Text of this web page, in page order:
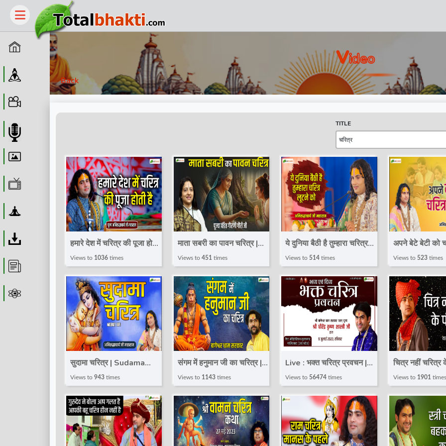
Home
Guru
Wallpaper
Download
Astrolager
VIdeo
Back
TITLE
हमारे देश में चरित्र की पूजा होती
है | Pravachan ! Pujya
Aniruddhacharya Ji
Maharaj
Views to 1036 times
माता सबरी का पावन चरित्र |
Pravachan | Pandit
Gaurangi Gauri ji | Total
Bhakti
Views to451 times
ये दुनिया बैठी है तुम्हारा चरित्र
लूटने को |
Pravachan~Pujya
Aniruddhacharya Ji
Maharaj~Total Bhakti
Views to514 times
अपने बेटे बेटी को
बनाओ |
Maharaj |
Views to 523times
सुदामा चरित्र | Sudama
Charitra | Pravachan |
Pujya Aniruddhacharya
Ji Maharaj | Meerut (UP)
Views to 943 times
संगम में हनुमान जी का चरित्र |
Thought | Bageshwar
Dham Sarkar | Prayagraj
Views to 1143 times
Live : भक्त चरित्र प्रवचन |
Bageshwar Dham
Sarkar | Muradnagar,
Ghaziabad (Uttar
Pradesh) | 9 July
Views to56474 times
चित्र नहीं चरित्र
Bageshwar
Sarkar |
Views to 1901 times